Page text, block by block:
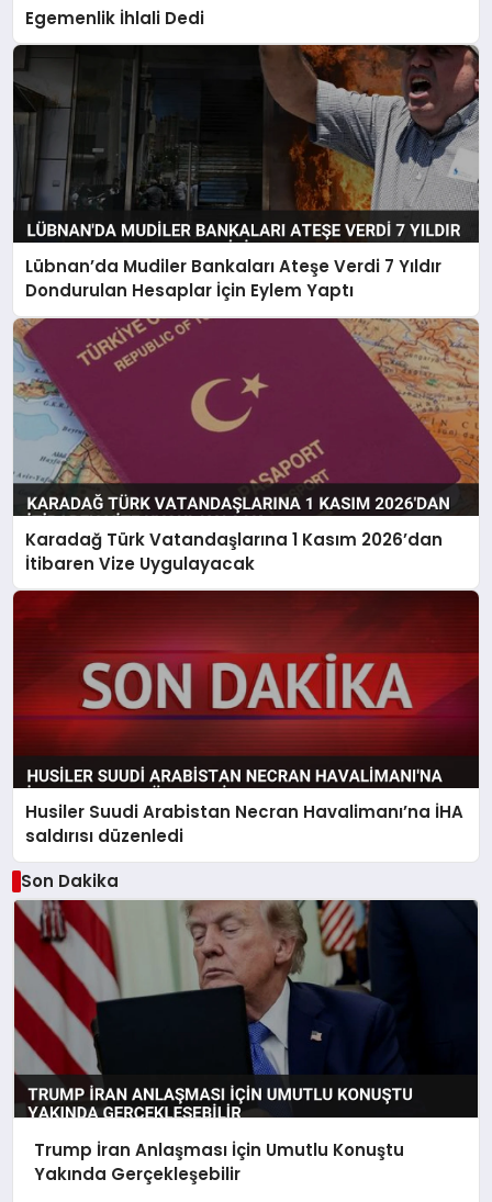
Egemenlik İhlali Dedi
Lübnan’da Mudiler Bankaları Ateşe Verdi 7 Yıldır
Dondurulan Hesaplar İçin Eylem Yaptı
Karadağ Türk Vatandaşlarına 1 Kasım 2026’dan
İtibaren Vize Uygulayacak
Husiler Suudi Arabistan Necran Havalimanı’na İHA
saldırısı düzenledi
Son Dakika
Trump İran Anlaşması İçin Umutlu Konuştu
Yakında Gerçekleşebilir